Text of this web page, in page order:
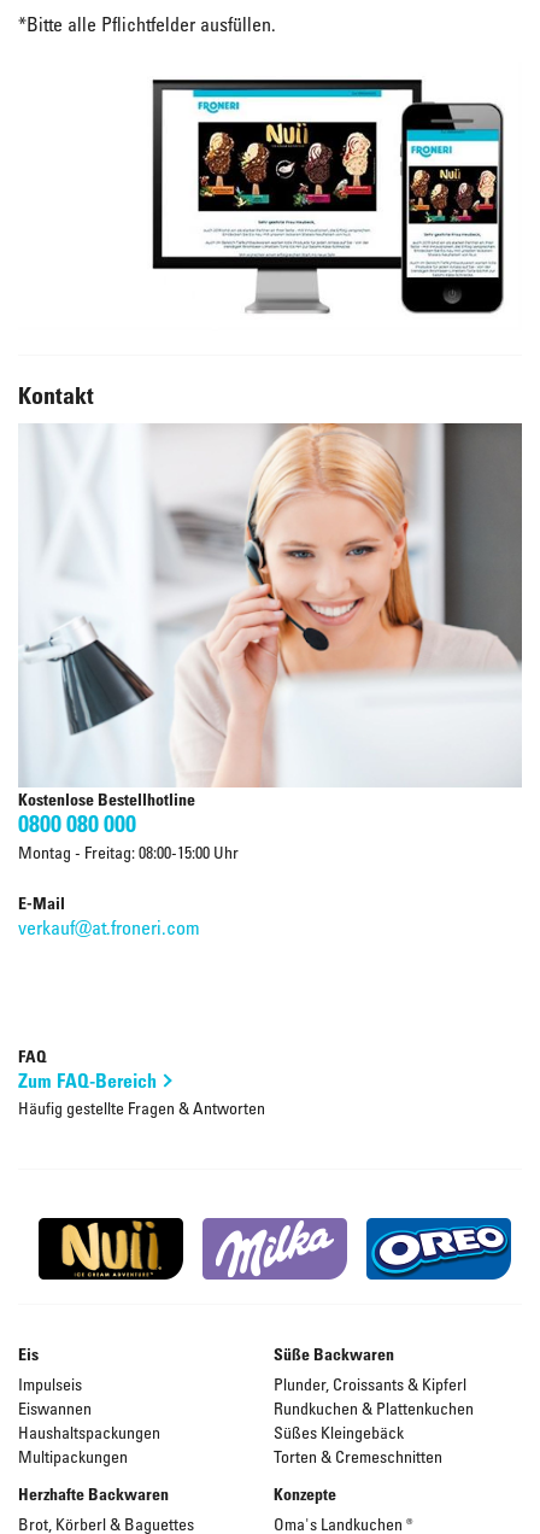
*Bitte alle Pflichtfelder ausfüllen.
Kontakt
Kostenlose Bestellhotline
0800 080 000
Montag - Freitag: 08:00-15:00 Uhr
E-Mail
verkauf@at.froneri.com
FAQ
Zum FAQ-Bereich
Häufig gestellte Fragen & Antworten
Eis
Impulseis
Eiswannen
Haushaltspackungen
Multipackungen
Süße Backwaren
Plunder, Croissants & Kipferl
Rundkuchen & Plattenkuchen
Süßes Kleingebäck
Torten & Cremeschnitten
Herzhafte Backwaren
Brot, Körberl & Baguettes
Konzepte
Oma's Landkuchen ®